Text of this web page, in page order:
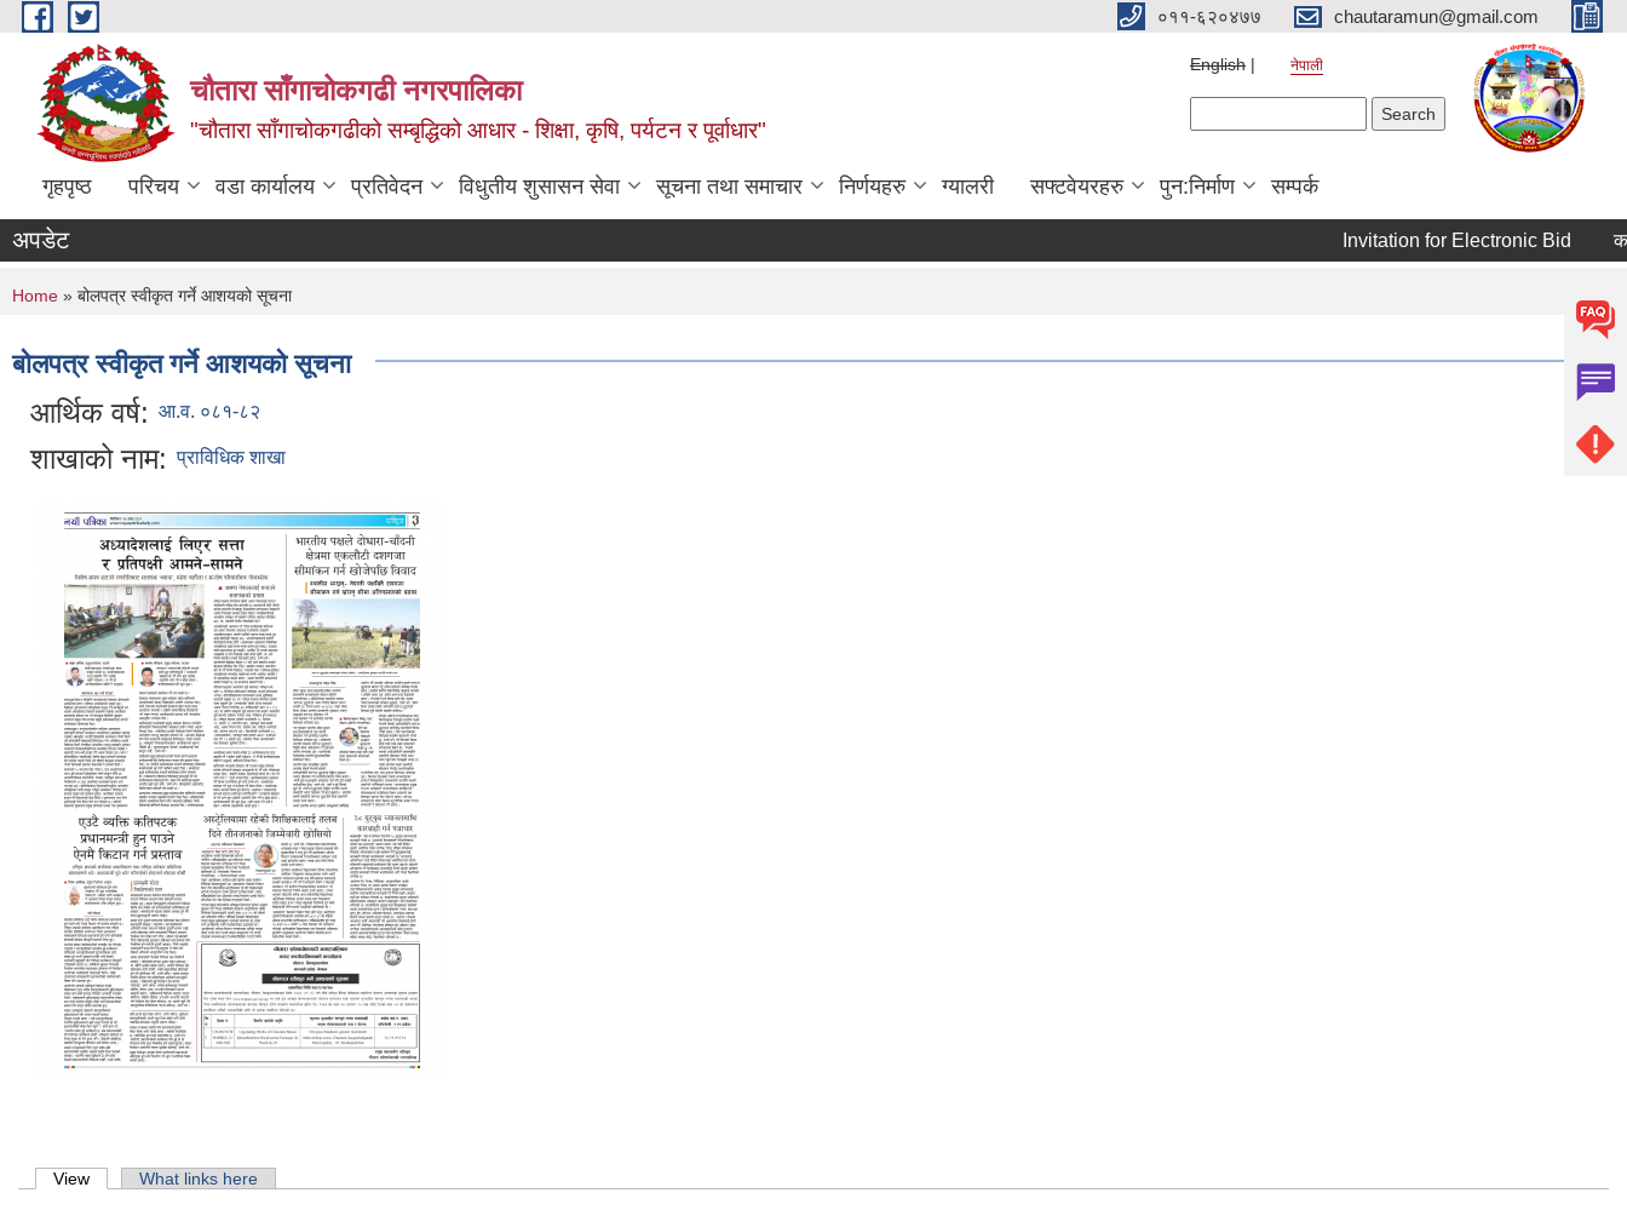
Skip to main content ०११-६२०४७७ chautaramun@gmail.com
चौतारा साँगाचोकगढी नगरपालिका
"चौतारा साँगाचोकगढीको सम्बृद्धिको आधार - शिक्षा, कृषि, पर्यटन र पूर्वाधार"
English नेपाली
गृहपृष्ठ परिचय वडा कार्यालय प्रतिवेदन विधुतीय शुसासन सेवा सूचना तथा समाचार निर्णयहरु ग्यालरी सफ्टवेयरहरु पुन:निर्माण सम्पर्क
अपडेट Invitation for Electronic Bid
You are here
Home » बोलपत्र स्वीकृत गर्ने आशयको सूचना
बोलपत्र स्वीकृत गर्ने आशयको सूचना
आर्थिक वर्ष: आ.व. ०८१-८२
शाखाको नाम: प्राविधिक शाखा
Primary tabs
View (active tab)What links here